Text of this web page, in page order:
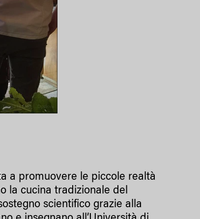
a promuovere le piccole realtà
la cucina tradizionale del
scientifico grazie alla